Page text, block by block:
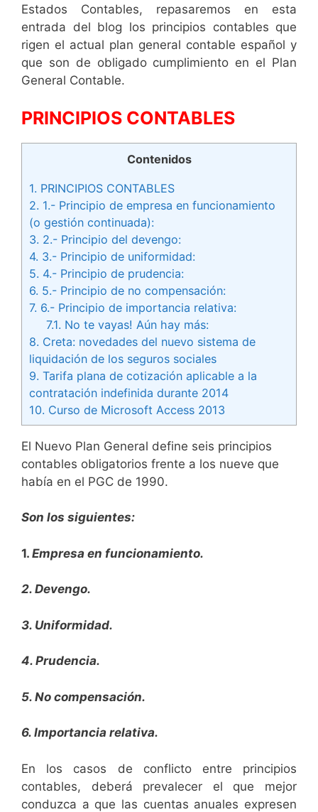
Estados Contables, repasaremos en esta
entrada del blog los principios contables que
rigen el actual plan general contable español y
que son de obligado cumplimiento en el Plan
General Contable.
PRINCIPIOS CONTABLES
Contenidos
1. PRINCIPIOS CONTABLES
2. 1.- Principio de empresa en funcionamiento
(o gestión continuada):
3. 2.- Principio del devengo:
4. 3.- Principio de uniformidad:
5. 4.- Principio de prudencia:
6. 5.- Principio de no compensación:
7. 6.- Principio de importancia relativa:
7.1. No te vayas! Aún hay más:
8. Creta: novedades del nuevo sistema de
liquidación de los seguros sociales
9. Tarifa plana de cotización aplicable a la
contratación indefinida durante 2014
10. Curso de Microsoft Access 2013
El Nuevo Plan General define seis principios
contables obligatorios frente a los nueve que
había en el PGC de 1990.
Son los siguientes:
1. Empresa en funcionamiento.
2. Devengo.
3. Uniformidad.
4. Prudencia.
5. No compensación.
6. Importancia relativa.
En los casos de conflicto entre principios
contables, deberá prevalecer el que mejor
conduzca a que las cuentas anuales expresen